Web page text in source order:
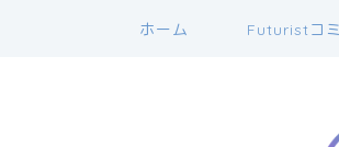
ホーム Futuristコ